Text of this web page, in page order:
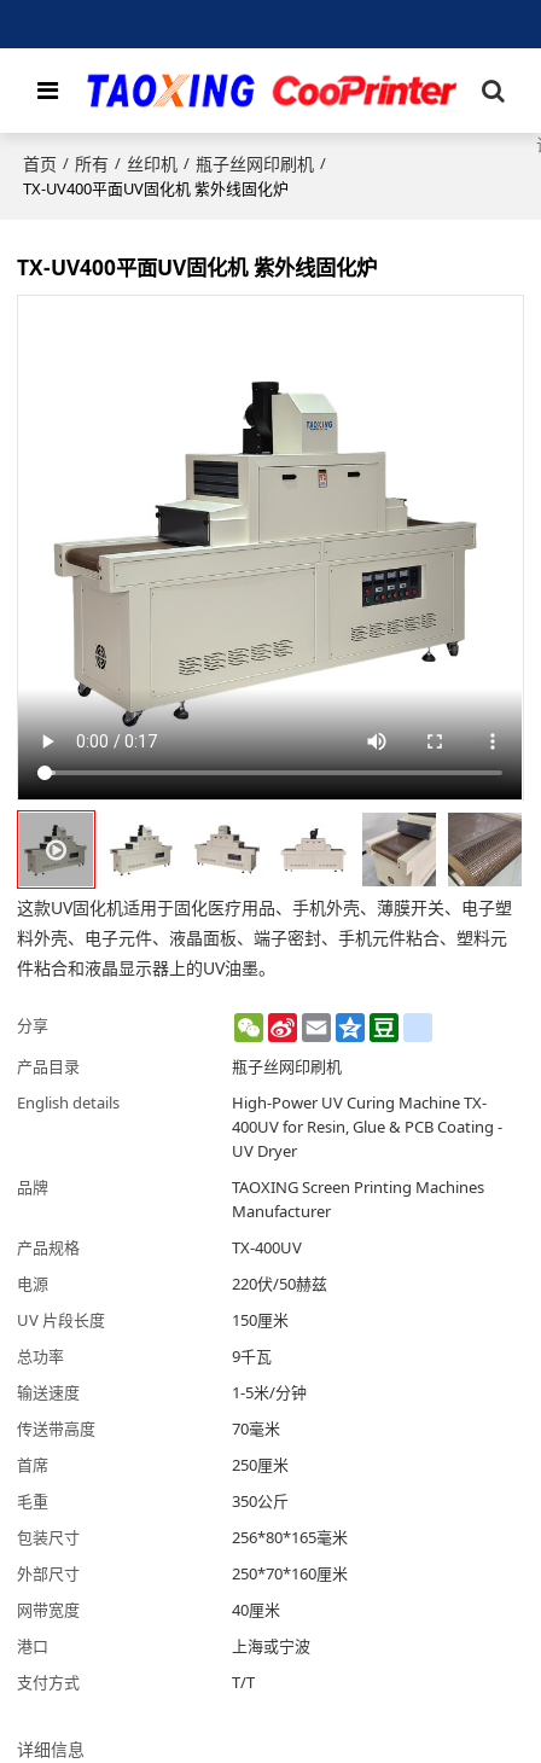
首页 / 所有 / 丝印机 / 瓶子丝网印刷机 /
TX-UV400平面UV固化机 紫外线固化炉
TX-UV400平面UV固化机 紫外线固化炉
这款UV固化机适用于固化医疗用品、手机外壳、薄膜开关、电子塑
料外壳、电子元件、液晶面板、端子密封、手机元件粘合、塑料元
件粘合和液晶显示器上的UV油墨。
分享 WeChat
Sina
Weibo
EmailQzone
产品目录
瓶子丝网印刷机
English details
High-Power UV Curing Machine TX-
400UV for Resin, Glue & PCB Coating -
UV Dryer
品牌
TAOXING Screen Printing Machines
Manufacturer
产品规格
TX-400UV
电源
220伏/50赫兹
UV 片段长度
150厘米
总功率
9千瓦
输送速度
1-5米/分钟
传送带高度
70毫米
首席
250厘米
毛重
350公斤
包装尺寸
256*80*165毫米
外部尺寸
250*70*160厘米
网带宽度
40厘米
港口
上海或宁波
支付方式
T/T
详细信息